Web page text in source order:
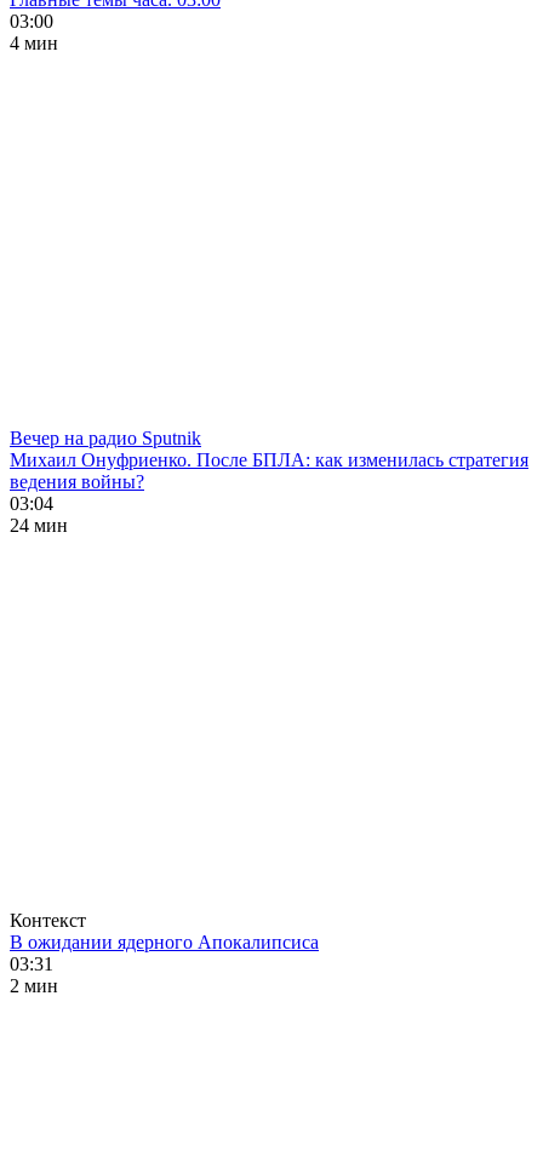
03:00
4 мин
Вечер на радио Sputnik
Михаил Онуфриенко. После БПЛА: как изменилась стратегия
ведения войны?
03:04
24 мин
Контекст
В ожидании ядерного Апокалипсиса
03:31
2 мин